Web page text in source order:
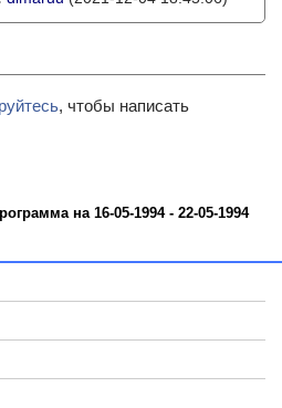
, чтобы написать
на 16-05-1994 - 22-05-1994